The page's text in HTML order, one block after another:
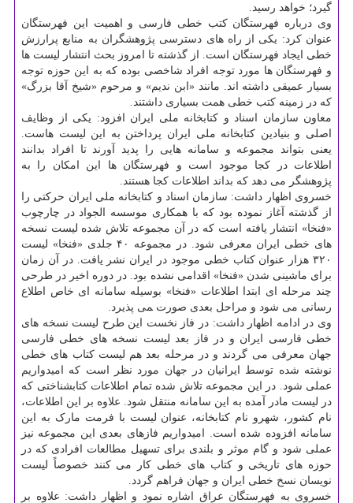
گیرد؛ خواهد رسید.
وی درباره فهرستگان کتب خطی فارسی و اهمیت این فهرستگان
عنوان کرد: یکی از راه های دسترسی پژوهشگران به منابع پرارزش
خطی ایجاد فهرستگان است. از گذشته تا امروز بحث انتشار لیست ها
و فهرستگان ها مورد توجه افراد شاخصی بوده که به این حوزه توجه
بسیار عمیقی داشته اند. مانند «ابن ندیم» و مرحوم «شیخ آقا بزرگ»
که در زمینه کتب خطی همت بسیاری داشتند.
معاون سازمان اسناد و کتابخانه ملی ایران افزود: یکی از وظایف
اصلی و بنیادین کتابخانه ملی ایران پرداختن به این لیست هاست.
یعنی بتواند مجموعه و سامانه هایی را پدید آورند تا افراد بدانند
اطلاعات در کجا موجود است و فهرستگان ها این امکان را به
پژوهشگر می دهد که بداند اطلاعات کجا هستند.
خسروی اظهار داشت: سازمان اسناد و کتابخانه ملی ایران حرکتی را
از گذشته آغاز نموده بود که با همکاری موسسه الجواد در چارچوب
«فنخا» انتشار یافته است که در آن مجموعه تلاش شده لیست نسخه
های خطی ایران معرفی شود. در مجموعه ۴۰ جلدی «فنخا» لیست
۳۲۰ هزار عنوان کتاب خطی موجود در ایران نشر یافت. در آن زمان
برای ماشینی شدن «فنخا» اقدامی نشده بود. در دوره اخیر در طرحی
چند مرحله ای ابتدا اطلاعات «فنخا» بوسیله سامانه ای خاص اطلاع
رسانی می شود و مراحل بعدی صورت ‍می پذیرد.
وی در ادامه اظهار داشت: در فاز نخست این طرح لیست نسخه های
خطی فارسی ایران و در فاز بعد لیست نسخه های خطی فارسی
جهان معرفی می گردند و در مرحله بعد هم لیست کتاب های خطی
نوشته شده توسط ایرانیان در جهان مورد نظر است که امیدواریم
عملی شود. در این مجموعه تلاش شده تمام اطلاعات کتابشناختی که
در لیست مادر آمده به این سامانه منتقل شود. علاوه بر این اطلاعات،
نام کشور، شهرو نام کتابخانه، عنوان لیست با فرمت مارک به این
سامانه افزوده شده است. امیدواریم فازهای بعدی این مجموعه نیز
عملی شود و گام موثر و بلندی برای تسهیل مطالعات افرادی که در
حوزه های تاریخی و کتاب های خطی کار می کنند خصوصاً لیست
نویسان نسخ خطی ایران و جهان فراهم گردد.
خسروی به فهرستگان عراق اشاره نمود و اظهار داشت: علاوه بر